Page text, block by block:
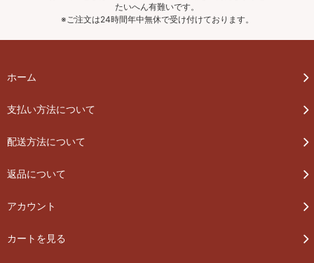
たいへん有難いです。
※ご注文は24時間年中無休で受け付けております。
ホーム
支払い方法について
配送方法について
返品について
アカウント
カートを見る